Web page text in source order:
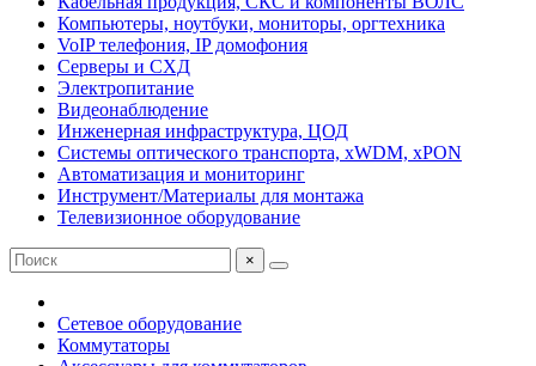
Компьютеры, ноутбуки, мониторы, оргтехника
VoIP телефония, IP домофония
Серверы и СХД
Электропитание
Видеонаблюдение
Инженерная инфраструктура, ЦОД
Системы оптического транспорта, xWDM, xPON
Автоматизация и мониторинг
Инструмент/Материалы для монтажа
Телевизионное оборудование
×
Сетевое оборудование
Коммутаторы